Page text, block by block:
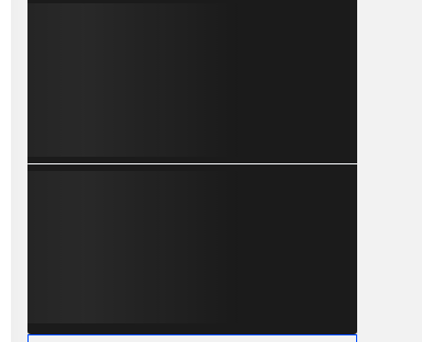
-23,28% 40,45 Md